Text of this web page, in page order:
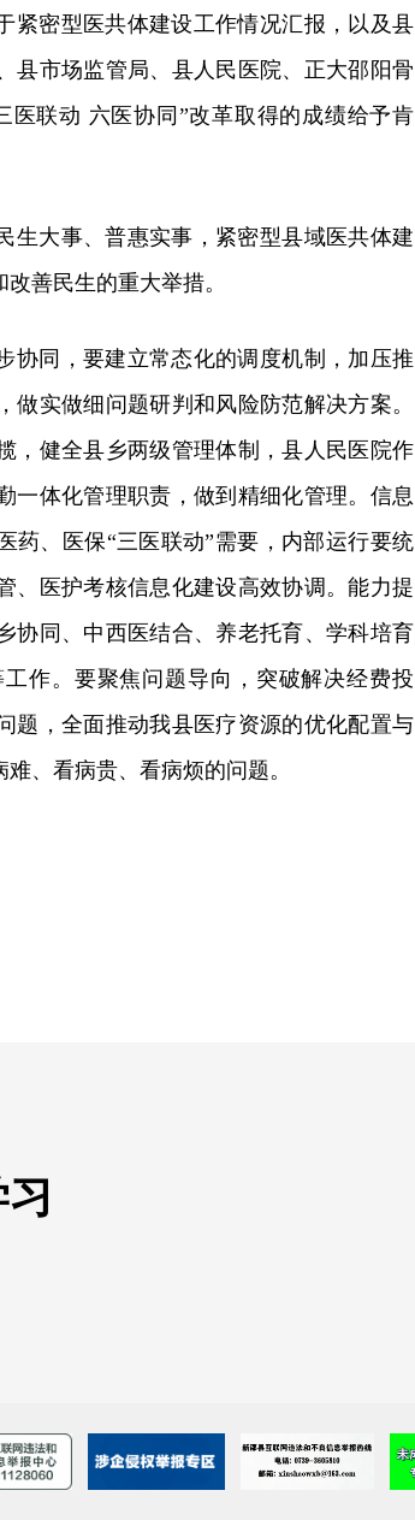
紧密型医共体建设工作情况汇报，以及县
县市场监管局、县人民医院、正大邵阳骨
医联动 六医协同”改革取得的成绩给予肯
生大事、普惠实事，紧密型县域医共体建
善民生的重大举措。
协同，要建立常态化的调度机制，加压推
实做细问题研判和风险防范解决方案。
，健全县乡两级管理体制，县人民医院作
一体化管理职责，做到精细化管理。信息
药、医保“三医联动”需要，内部运行要统
、医护考核信息化建设高效协调。能力提
协同、中西医结合、养老托育、学科培育
作。要聚焦问题导向，突破解决经费投
题，全面推动我县医疗资源的优化配置与
、看病贵、看病烦的问题。